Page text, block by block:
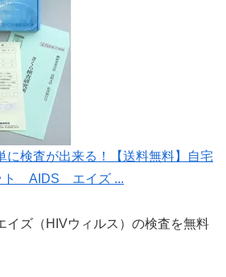
に検査が出来る！【送料無料】自宅
ト AIDS エイズ ...
ズ（HIVウィルス）の検査を無料